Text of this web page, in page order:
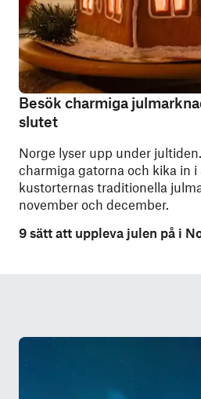
Besök charmiga
slutet
Norge lyser upp under
charmiga gatorna och kika in i
kustorternas traditionella
november och december.
9 sätt att uppleva julen på i